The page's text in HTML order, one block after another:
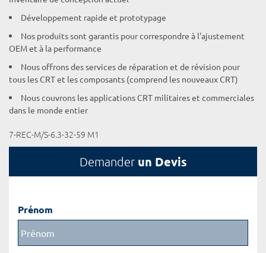
Développement rapide et prototypage
Nos produits sont garantis pour correspondre à l'ajustement
OEM et à la performance
Nous offrons des services de réparation et de révision pour
tous les CRT et les composants (comprend les nouveaux CRT)
Nous couvrons les applications CRT militaires et commerciales
dans le monde entier
7-REC-M/S-6.3-32-59 M1
Demander un Devis
Prénom